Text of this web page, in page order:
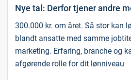
Nye tal: Derfor tjener andre
300.000 kr. om året. Så stor kan
blandt ansatte med samme
marketing. Erfaring, branche og
afgørende rolle for dit lønniveau